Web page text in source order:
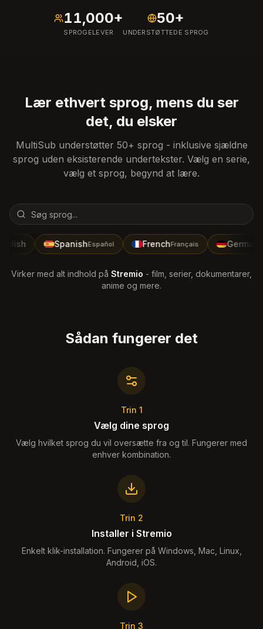
11,000+
SPROGELEVER
50+
UNDERSTØTTEDE SPROG
Lær ethvert sprog, mens du ser
det, du elsker
MultiSub understøtter 50+ sprog - inklusive sjældne
sprog uden eksisterende undertekster. Vælg en serie,
vælg et sprog, begynd at lære.
SpanishEspañol FrenchFrançais German
Virker med alt indhold på Stremio - film, serier, dokumentarer,
anime og mere.
Sådan fungerer det
Trin 1
Vælg dine sprog
Vælg hvilket sprog du vil oversætte fra og til. Fungerer med
enhver kombination.
Trin 2
Installer i Stremio
Enkelt klik-installation. Fungerer på Windows, Mac, Linux,
Android, iOS.
Trin 3